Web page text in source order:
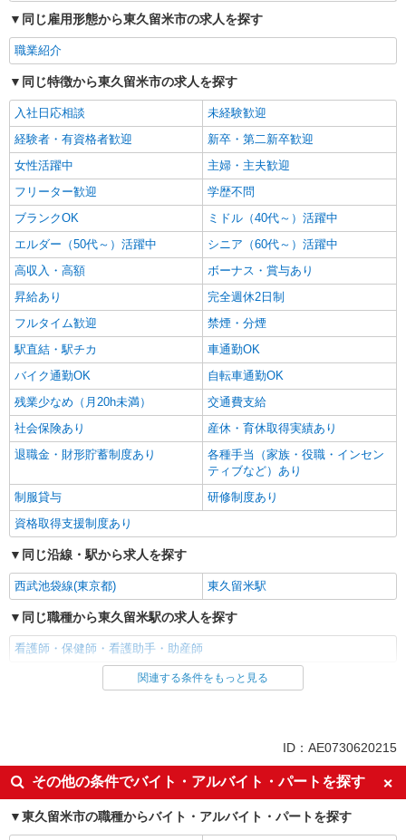
同じ雇用形態から東久留米市の求人を探す
職業紹介
同じ特徴から東久留米市の求人を探す
入社日応相談
未経験歓迎
経験者・有資格者歓迎
新卒・第二新卒歓迎
女性活躍中
主婦・主夫歓迎
フリーター歓迎
学歴不問
ブランクOK
ミドル（40代～）活躍中
エルダー（50代～）活躍中
シニア（60代～）活躍中
高収入・高額
ボーナス・賞与あり
昇給あり
完全週休2日制
フルタイム歓迎
禁煙・分煙
駅直結・駅チカ
車通勤OK
バイク通勤OK
自転車通勤OK
残業少なめ（月20h未満）
交通費支給
社会保険あり
産休・育休取得実績あり
退職金・財形貯蓄制度あり
各種手当（家族・役職・インセン
ティブなど）あり
制服貸与
研修制度あり
資格取得支援制度あり
同じ沿線・駅から求人を探す
西武池袋線(東京都) 東久留米駅
同じ職種から東久留米駅の求人を探す
看護師・保健師・看護助手・助産師
同じ雇用形態から東久留米駅の求人を探す
入社日応相談
未経験歓迎
経験者・有資格者歓迎
新卒・第二新卒歓迎
女性活躍中
主婦・主夫歓迎
関連する条件をもっと見る
ID：AE0730620215
その他の条件でバイト・アルバイト・パートを探す
東久留米市の職種からバイト・アルバイト・パートを探す